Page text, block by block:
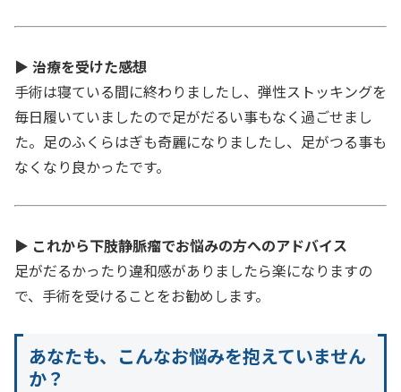
▶ 治療を受けた感想
手術は寝ている間に終わりましたし、弾性ストッキングを
毎日履いていましたので足がだるい事もなく過ごせまし
た。足のふくらはぎも奇麗になりましたし、足がつる事も
なくなり良かったです。
▶ これから下肢静脈瘤でお悩みの方へのアドバイス
足がだるかったり違和感がありましたら楽になりますの
で、手術を受けることをお勧めします。
あなたも、こんなお悩みを抱えていません
か？